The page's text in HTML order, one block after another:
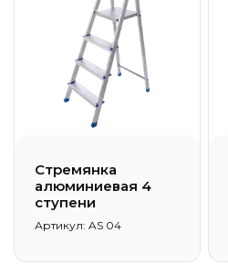
Стремянка
алюминиевая 4
ступени
Артикул: AS 04